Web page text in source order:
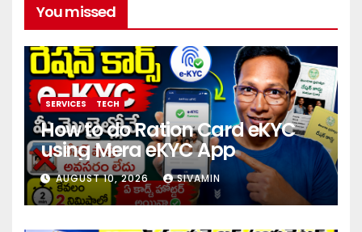
You missed
SERVICES TECH
How to do Ration Card eKYC
using Mera eKYC App
AUGUST 10, 2026 SIVAMIN